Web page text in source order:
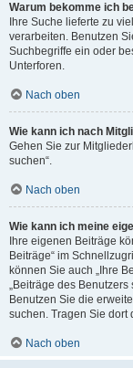
Warum bekomme ich
Ihre Suche lieferte zu
verarbeiten. Benutzen
Suchbegriffe ein oder
Unterforen.
Nach oben
Wie kann ich nach
Gehen Sie zur
suchen“.
Nach oben
Wie kann ich meine
Ihre eigenen Beiträge
Beiträge“ im
können Sie auch „Ihre
„Beiträge des
Benutzen Sie die
suchen. Tragen Sie dort
Nach oben